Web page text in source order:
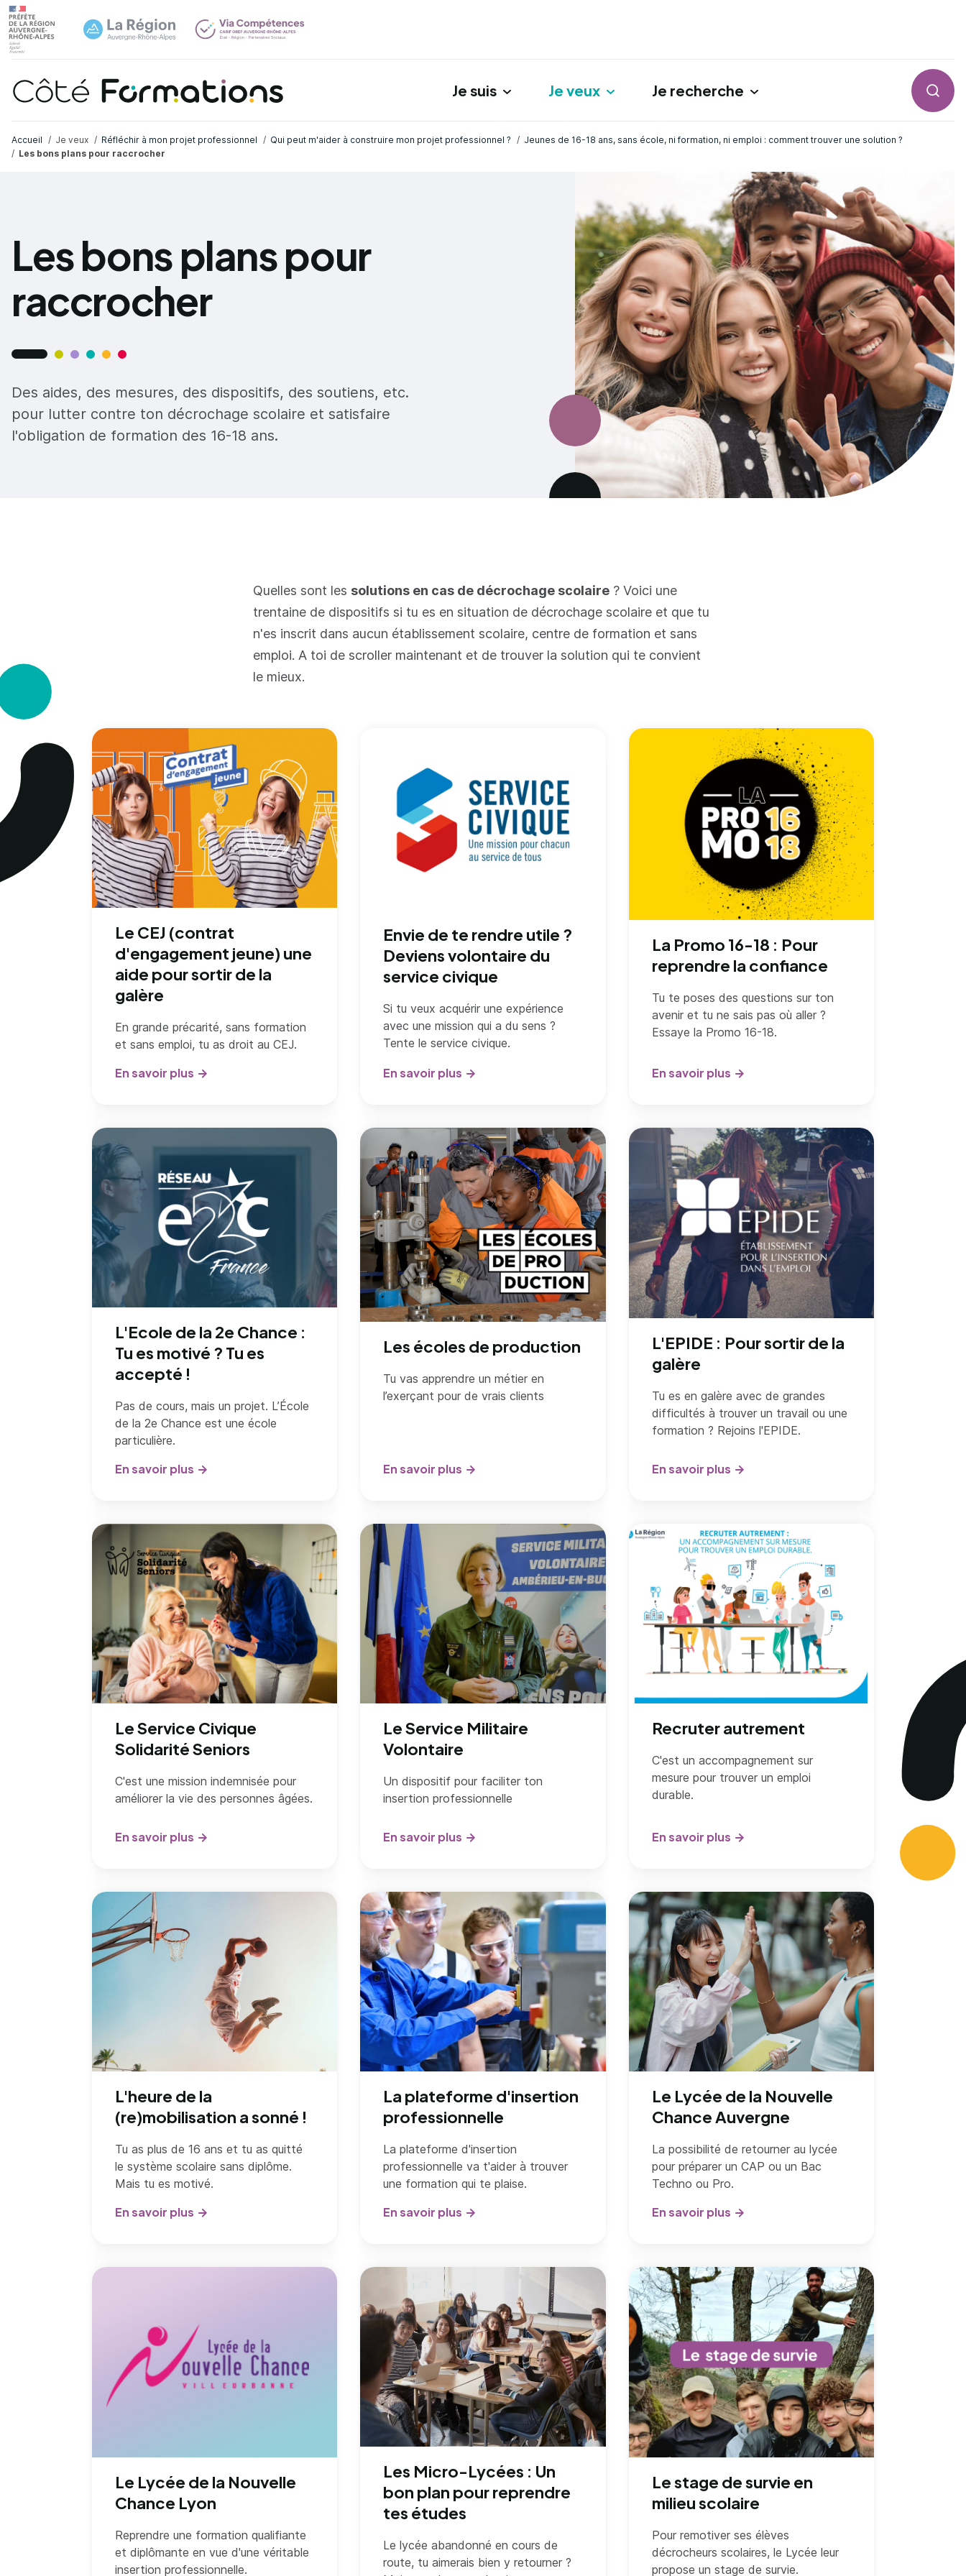
Aller au contenu principal
Je suis Je veux Je recherche
Aller au contenu principal
Accueil Je veux Réfléchir à mon projet professionnel Qui peut m'aider à construire mon projet professionnel ?
Jeunes de 16-18 ans, sans école, ni formation, ni emploi : comment trouver une solution ?
Les bons plans pour raccrocher
Les bons plans pour
raccrocher
Des aides, des mesures, des dispositifs, des soutiens, etc.
pour lutter contre ton décrochage scolaire et satisfaire
l'obligation de formation des 16-18 ans.
Quelles sont les solutions en cas de décrochage scolaire ? Voici une
trentaine de dispositifs si tu es en situation de décrochage scolaire et que tu
n'es inscrit dans aucun établissement scolaire, centre de formation et sans
emploi. A toi de scroller maintenant et de trouver la solution qui te convient
le mieux.
Le CEJ (contrat
d'engagement jeune) une
aide pour sortir de la
galère
En grande précarité, sans formation
et sans emploi, tu as droit au CEJ.
En savoir plus
Envie de te rendre utile ?
Deviens volontaire du
service civique
Si tu veux acquérir une expérience
avec une mission qui a du sens ?
Tente le service civique.
En savoir plus
La Promo 16-18 : Pour
reprendre la confiance
Tu te poses des questions sur ton
avenir et tu ne sais pas où aller ?
Essaye la Promo 16-18.
En savoir plus
L'Ecole de la 2e Chance :
Tu es motivé ? Tu es
accepté !
Pas de cours, mais un projet. L’École
de la 2e Chance est une école
particulière.
En savoir plus
Les écoles de production
Tu vas apprendre un métier en
l’exerçant pour de vrais clients
En savoir plus
L'EPIDE : Pour sortir de la
galère
Tu es en galère avec de grandes
difficultés à trouver un travail ou une
formation ? Rejoins l'EPIDE.
En savoir plus
Le Service Civique
Solidarité Seniors
C'est une mission indemnisée pour
améliorer la vie des personnes âgées.
En savoir plus
Le Service Militaire
Volontaire
Un dispositif pour faciliter ton
insertion professionnelle
En savoir plus
Recruter autrement
C'est un accompagnement sur
mesure pour trouver un emploi
durable.
En savoir plus
L'heure de la
(re)mobilisation a sonné !
Tu as plus de 16 ans et tu as quitté
le système scolaire sans diplôme.
Mais tu es motivé.
En savoir plus
La plateforme d'insertion
professionnelle
La plateforme d'insertion
professionnelle va t'aider à trouver
une formation qui te plaise.
En savoir plus
Le Lycée de la Nouvelle
Chance Auvergne
La possibilité de retourner au lycée
pour préparer un CAP ou un Bac
Techno ou Pro.
En savoir plus
Le Lycée de la Nouvelle
Chance Lyon
Reprendre une formation qualifiante
et diplômante en vue d'une véritable
insertion professionnelle.
Les Micro-Lycées : Un
bon plan pour reprendre
tes études
Le lycée abandonné en cours de
route, tu aimerais bien y retourner ?
Le stage de survie en
milieu scolaire
Pour remotiver ses élèves
décrocheurs scolaires, le Lycée leur
propose un stage de survie.